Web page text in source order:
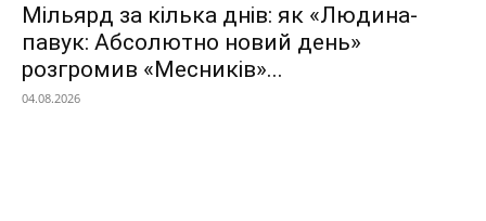
Мільярд за кілька днів: як «Людина-
павук: Абсолютно новий день»
розгромив «Месників»...
04.08.2026